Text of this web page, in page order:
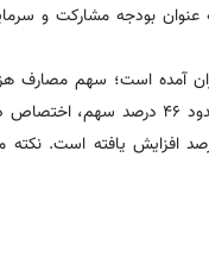
۳۸۰ میلیارد تومان به عنوان
سهم به مصارف سرمایه‌ای و